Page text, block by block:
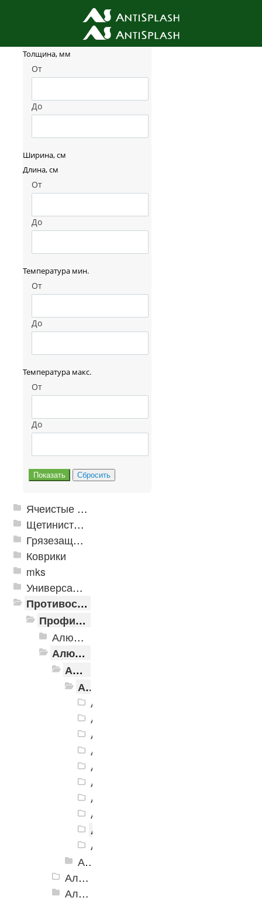
Фильтр товаров
Толщина, мм
От
До
Ширина, см
Длина, см
От
До
Температура мин.
От
До
Температура макс.
От
До
Ячеистые грязезащитные покрытия
Щетинистые покрытия
Грязезащитные, влаговпитывающие покрытия
Коврики
mks
Универсальные модульные покрытия
Противоскользящая защита для лестниц, профили, ленты
Профили алюминиевые с резиновой вставкой
Алюминиевая полоса с резиновыми вставками
Алюминиевый угол-порог с резиновой вставкой
Алюминиевый угол-порог АУ-38, 38x20 мм
Алюминиевый угол-порог АУ-38, 38x20 мм Без покрытия
Алюминиевый угол-порог АУ-38,
Алюминиевый угол-порог АУ-38,
Алюминиевый угол-порог АУ-38,
Алюминиевый угол-порог АУ-38,
Алюминиевый угол-порог АУ-38,
Алюминиевый угол-порог АУ-38,
Алюминиевый угол-порог АУ-38,
Алюминиевый угол-порог АУ-38,
Алюминиевый угол-порог АУ-
Алюминиевый угол-порог АУ-38,
Алюминиевый угол-порог АУ-38, 38x20 мм Анодированные
Алюминиевый угол-порог АУ-42 Евро, 2500мм
Алюминиевый угол-порог АУ-42, 42x23 мм